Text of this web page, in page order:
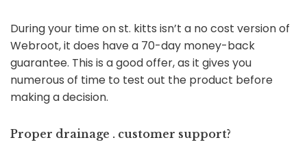
During your time on st. kitts isn’t a no cost version of
Webroot, it does have a 70-day money-back
guarantee. This is a good offer, as it gives you
numerous of time to test out the product before
making a decision.
Proper drainage . customer support?